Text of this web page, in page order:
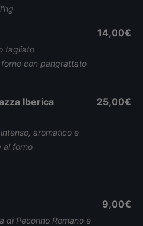
tagliato
con pangrattato
14,00€
Iberica
aromatico e
al forno
25,00€
di Pecorino Romano e
9,00€